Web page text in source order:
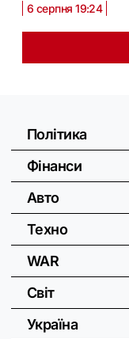
6 серпня 19:24
Політика
Фінанси
Авто
Техно
WAR
Світ
Україна